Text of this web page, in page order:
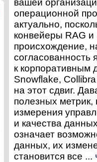
вашей
операционной
актуально,
конвейеры RAG
происхождение,
согласованность
к корпоративным
Snowflake,
на этот сдвиг.
полезных
измерения
и качества
означает
данных, их
становится все ...